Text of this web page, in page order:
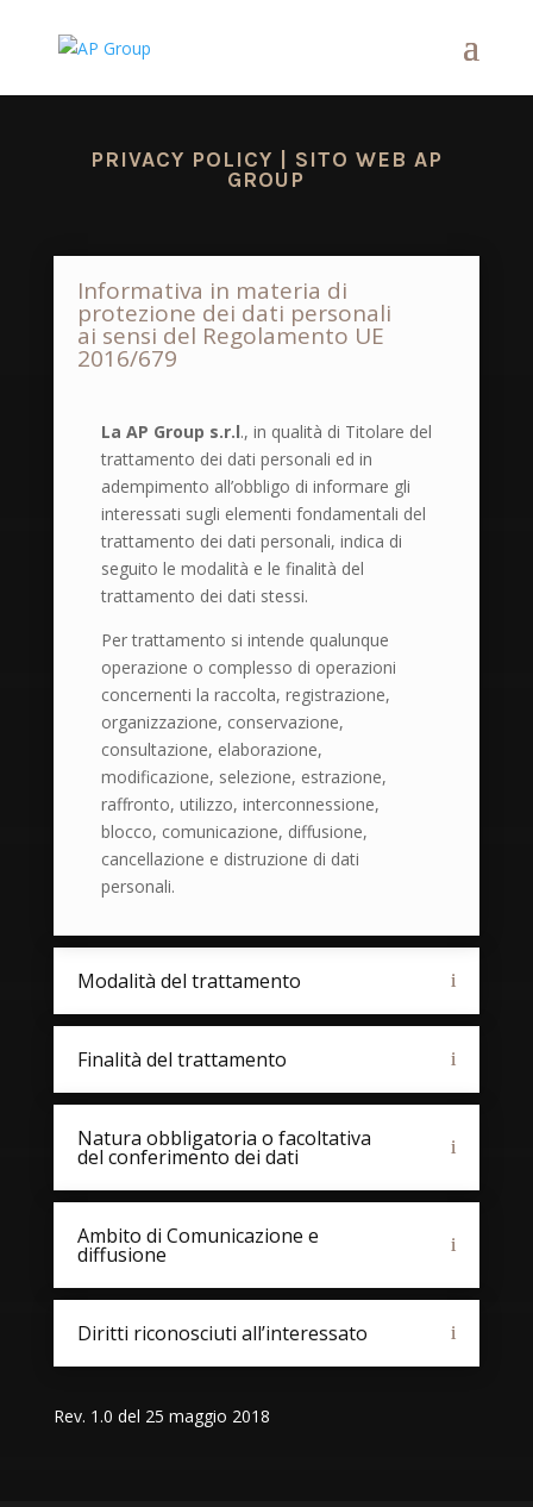
PRIVACY POLICY | SITO WEB AP
GROUP
Informativa in materia di
protezione dei dati personali
ai sensi del Regolamento UE
2016/679
La AP Group s.r.l., in qualità di Titolare del
trattamento dei dati personali ed in
adempimento all’obbligo di informare gli
interessati sugli elementi fondamentali del
trattamento dei dati personali, indica di
seguito le modalità e le finalità del
trattamento dei dati stessi.
Per trattamento si intende qualunque
operazione o complesso di operazioni
concernenti la raccolta, registrazione,
organizzazione, conservazione,
consultazione, elaborazione,
modificazione, selezione, estrazione,
raffronto, utilizzo, interconnessione,
blocco, comunicazione, diffusione,
cancellazione e distruzione di dati
personali.
Modalità del trattamento
Finalità del trattamento
Natura obbligatoria o facoltativa
del conferimento dei dati
Ambito di Comunicazione e
diffusione
Diritti riconosciuti all’interessato
Rev. 1.0 del 25 maggio 2018